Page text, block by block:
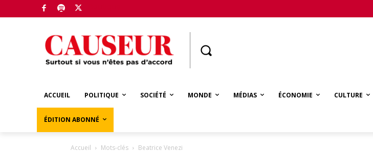
ACCUEIL POLITIQUE SOCIÉTÉ MONDE MÉDIAS ÉCONOMIE CULTURE
ÉDITION ABONNÉ
Accueil Mots-clés Beatrice Venezi